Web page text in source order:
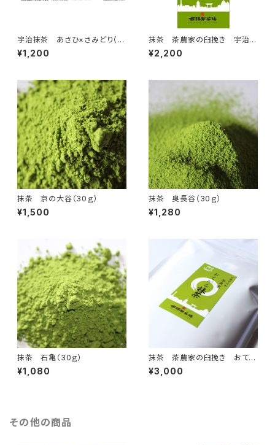
宇治抹茶 あさひ×さみどり（3
0ｇ）抹茶100％（国産100％・無
添加・無香料・無着色）（製菓・抹
に 合組01
¥1,200
抹茶 茶農家の臼挽き 宇治抹
茶 上おてがる抹茶 100ｇ
¥2,200
抹茶 京の大谷（30ｇ）
¥1,500
抹茶 奥長谷（30ｇ）
¥1,280
抹茶 石亀（30ｇ）
¥1,080
抹茶 茶農家の臼挽き おてが
る抹茶400ｇ(200g×2)
¥3,000
その他の商品